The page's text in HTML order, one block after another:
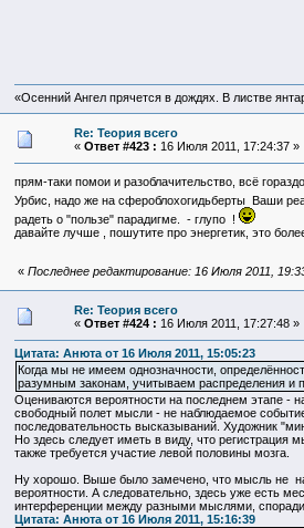
«Осенний Ангел прячется в дождях. В листве
Re: Теория всего
« Ответ #423 : 16 Июля 2011, 17:24:37 »
прям-таки помои и разоблачительство, всё
Урбис, надо же на сфероблохогидьберты Ваши
радеть о "пользе" парадигме. - глупо !
давайте лучше , пошутите про энергетик, это
« Последнее редактирование: 16 Июля 2011,
Re: Теория всего
« Ответ #424 : 16 Июля 2011, 17:27:48 »
Цитата: Анюта от 16 Июля 2011, 15:05:23
Когда мы не имеем однозначности,
разумным законам, учитываем распределения и
Оцениваются вероятности на последнем этапе -
свободный полет мысли - не наблюдаемое
последовательность высказываний. Художник
Но здесь следует иметь в виду, что регистрация
также требуется участие левой половины мозга.
Ну хорошо. Выше было замечено, что мысль не
вероятности. А следовательно, здесь уже есть
интерференции между разными мыслями,
Цитата: Анюта от 16 Июля 2011, 15:16:39